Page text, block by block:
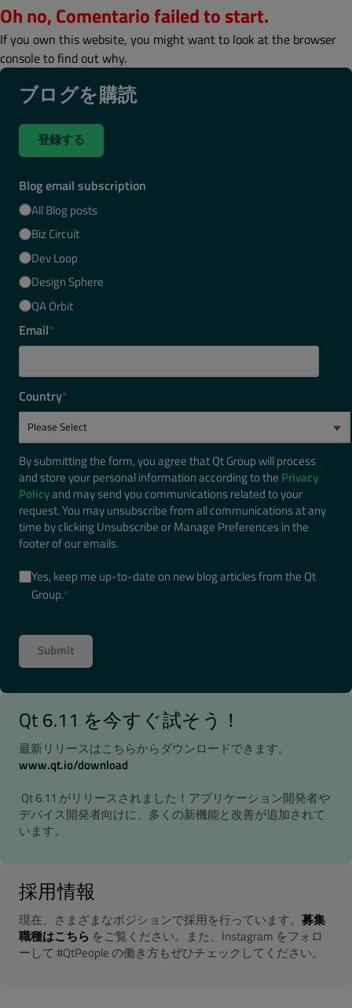
Oh no, Comentario failed to start.
If you own this website, you might want to look at the browser
console to find out why.
ブログを購読
登録する
Blog email subscription
All Blog posts
Biz Circuit
Dev Loop
Design Sphere
QA Orbit
Email*
Country*
By submitting the form, you agree that Qt Group will process
and store your personal information according to the Privacy
Policyand may send you communications related to your
request. You may unsubscribe from all communications at any
time by clicking Unsubscribe or Manage Preferences in the
footer of our emails.
Yes, keep me up-to-date on new blog articles from the Qt
Group.*
Qt 6.11 を今すぐ試そう！
最新リリースはこちらからダウンロードできます。
www.qt.io/download
Qt 6.11 がリリースされました！アプリケーション開発者や
デバイス開発者向けに、多くの新機能と改善が追加されて
います。
採用情報
現在、さまざまなポジションで採用を行っています。 募集
職種はこちら をご覧ください。また、Instagram をフォロ
ーして #QtPeople の働き方もぜひチェックしてください。